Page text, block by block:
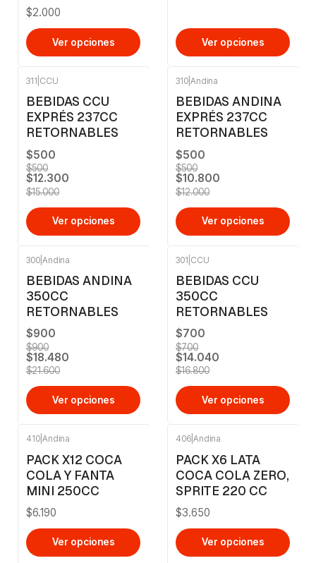
$2.000
Ver opciones Ver opciones
311 CCU
BEBIDAS CCU
EXPRÉS 237CC
RETORNABLES
$500
$500
$12.300
$15.000
Ver opciones
310 Andina
BEBIDAS ANDINA
EXPRÉS 237CC
RETORNABLES
$500
$500
$10.800
$12.000
Ver opciones
300 Andina
BEBIDAS ANDINA
350CC
RETORNABLES
$900
$900
$18.480
$21.600
Ver opciones
301 CCU
BEBIDAS CCU
350CC
RETORNABLES
$700
$700
$14.040
$16.800
Ver opciones
410 Andina
PACK X12 COCA
COLA Y FANTA
MINI 250CC
$6.190
Ver opciones
406 Andina
PACK X6 LATA
COCA COLA ZERO,
SPRITE 220 CC
$3.650
Ver opciones